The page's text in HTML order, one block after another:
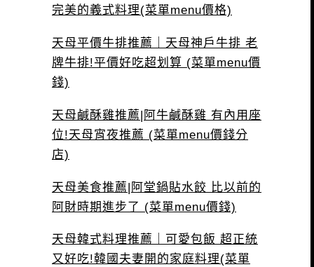
完美的義式料理(菜單menu價格)
天母平價牛排推薦｜天母神戶牛排 老
牌牛排!平價好吃超划算 (菜單menu價
錢)
天母鹹酥雞推薦|阿牛鹹酥雞 有內用座
位!天母宵夜推薦 (菜單menu價錢分
店)
天母美食推薦|阿堂鍋貼水餃 比以前的
阿財時期進步了 (菜單menu價錢)
天母韓式料理推薦｜可愛包飯 超正統
又好吃!韓國夫妻開的家庭料理(菜單